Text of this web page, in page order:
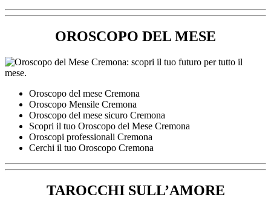
OROSCOPO DEL MESE
Oroscopo del mese Cremona
Oroscopo Mensile Cremona
Oroscopo del mese sicuro Cremona
Scopri il tuo Oroscopo del Mese Cremona
Oroscopi professionali Cremona
Cerchi il tuo Oroscopo Cremona
TAROCCHI SULL’AMORE